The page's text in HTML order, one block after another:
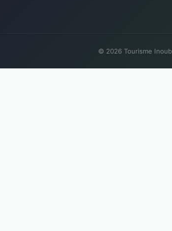
© 2026 Tourisme